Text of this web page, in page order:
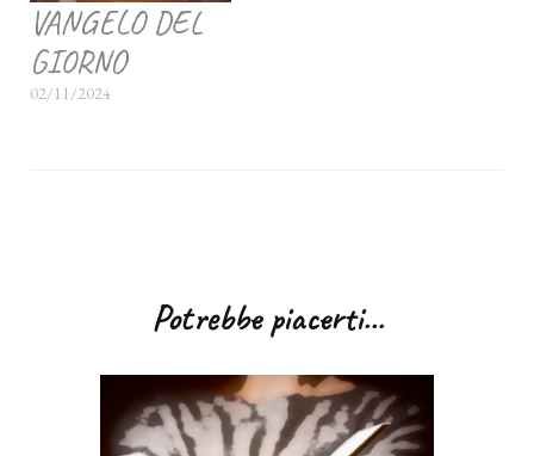
VANGELO DEL
GIORNO
02/11/2024
articoliPotrebbe piacerti...